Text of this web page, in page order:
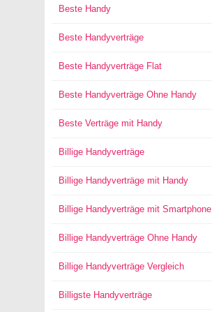
Beste Handy
Beste Handyverträge
Beste Handyverträge Flat
Beste Handyverträge Ohne Handy
Beste Verträge mit Handy
Billige Handyverträge
Billige Handyverträge mit Handy
Billige Handyverträge mit Smartphone
Billige Handyverträge Ohne Handy
Billige Handyverträge Vergleich
Billigste Handyverträge